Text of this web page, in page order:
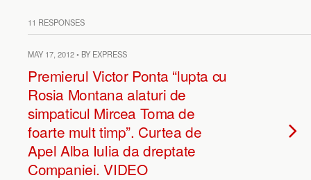
11 RESPONSES
MAY 17, 2012 • BY EXPRESS
Premierul Victor Ponta “lupta cu
Rosia Montana alaturi de
simpaticul Mircea Toma de
foarte mult timp”. Curtea de
Apel Alba Iulia da dreptate
Companiei. VIDEO